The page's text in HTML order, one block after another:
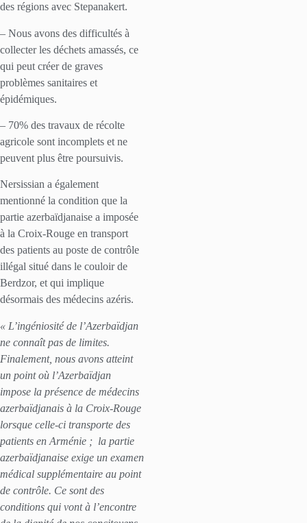
des régions avec Stepanakert.
– Nous avons des difficultés à
collecter les déchets amassés, ce
qui peut créer de graves
problèmes sanitaires et
épidémiques.
– 70% des travaux de récolte
agricole sont incomplets et ne
peuvent plus être poursuivis.
Nersissian a également
mentionné la condition que la
partie azerbaïdjanaise a imposée
à la Croix-Rouge en transport
des patients au poste de contrôle
illégal situé dans le couloir de
Berdzor, et qui implique
désormais des médecins azéris.
« L’ingéniosité de l’Azerbaïdjan
ne connaît pas de limites.
Finalement, nous avons atteint
un point où l’Azerbaïdjan
impose la présence de médecins
azerbaïdjanais à la Croix-Rouge
lorsque celle-ci transporte des
patients en Arménie ; la partie
azerbaïdjanaise exige un examen
médical supplémentaire au point
de contrôle. Ce sont des
conditions qui vont à l’encontre